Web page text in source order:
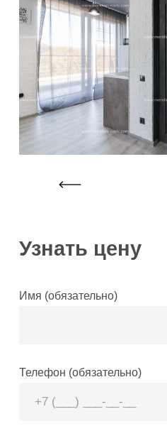
Узнать цену
Имя (обязательно)
Телефон (обязательно)